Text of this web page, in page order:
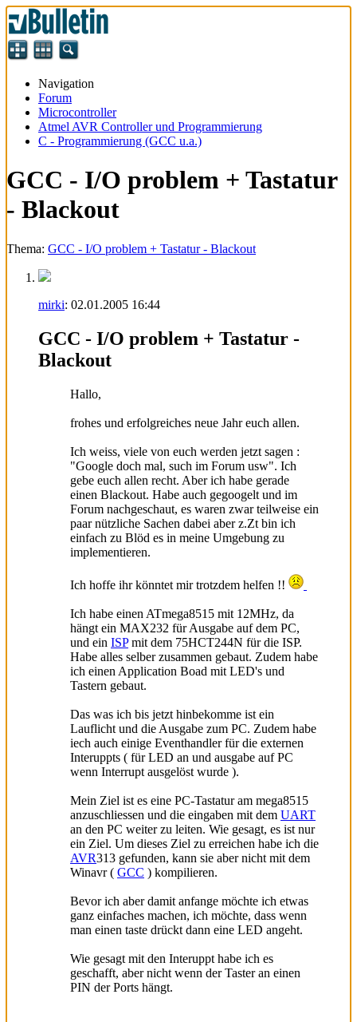
Navigation
Forum
Microcontroller
Atmel AVR Controller und Programmierung
C - Programmierung (GCC u.a.)
GCC - I/O problem + Tastatur
- Blackout
Thema: GCC - I/O problem + Tastatur - Blackout
mirki: 02.01.2005 16:44
GCC - I/O problem + Tastatur -
Blackout
Hallo,
frohes und erfolgreiches neue Jahr euch allen.
Ich weiss, viele von euch werden jetzt sagen :
"Google doch mal, such im Forum usw". Ich
gebe euch allen recht. Aber ich habe gerade
einen Blackout. Habe auch gegoogelt und im
Forum nachgeschaut, es waren zwar teilweise ein
paar nützliche Sachen dabei aber z.Zt bin ich
einfach zu Blöd es in meine Umgebung zu
implementieren.
Ich hoffe ihr könntet mir trotzdem helfen !!
Ich habe einen ATmega8515 mit 12MHz, da
hängt ein MAX232 für Ausgabe auf dem PC,
und ein ISPmit dem 75HCT244N für die ISP.
Habe alles selber zusammen gebaut. Zudem habe
ich einen Application Boad mit LED's und
Tastern gebaut.
Das was ich bis jetzt hinbekomme ist ein
Lauflicht und die Ausgabe zum PC. Zudem habe
iech auch einige Eventhandler für die externen
Interuppts ( für LED an und ausgabe auf PC
wenn Interrupt ausgelöst wurde ).
Mein Ziel ist es eine PC-Tastatur am mega8515
anzuschliessen und die eingaben mit dem UART
an den PC weiter zu leiten. Wie gesagt, es ist nur
ein Ziel. Um dieses Ziel zu erreichen habe ich die
AVR313 gefunden, kann sie aber nicht mit dem
Winavr ( GCC ) kompilieren.
Bevor ich aber damit anfange möchte ich etwas
ganz einfaches machen, ich möchte, dass wenn
man einen taste drückt dann eine LED angeht.
Wie gesagt mit den Interuppt habe ich es
geschafft, aber nicht wenn der Taster an einen
PIN der Ports hängt.